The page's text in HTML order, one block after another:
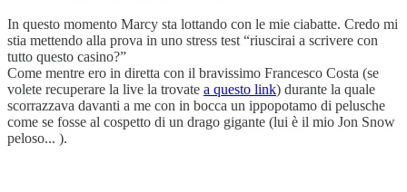
In questo momento Marcy sta lottando con le mie ciabatte. Credo mi
stia mettendo alla prova in uno stress test “riuscirai a scrivere con
tutto questo casino?”
Come mentre ero in diretta con il bravissimo Francesco Costa (se
volete recuperare la live la trovate a questo link) durante la quale
scorrazzava davanti a me con in bocca un ippopotamo di pelusche
come se fosse al cospetto di un drago gigante (lui è il mio Jon Snow
peloso... ).